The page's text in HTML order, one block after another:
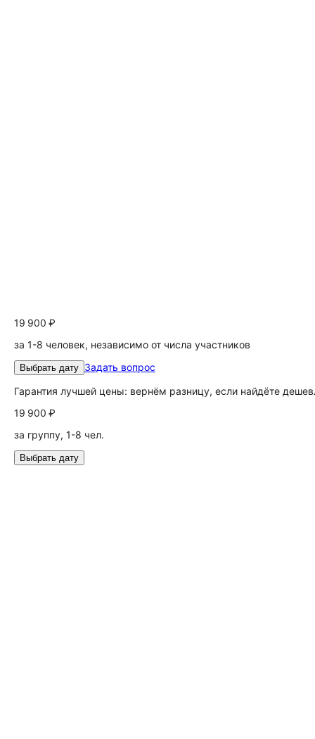
19 900 ₽
за 1-8 человек, независимо от числа участников
Выбрать дату Задать вопрос
Гарантия лучшей цены: вернём разницу, если найдёте
19 900 ₽
за группу, 1-8 чел.
Выбрать дату